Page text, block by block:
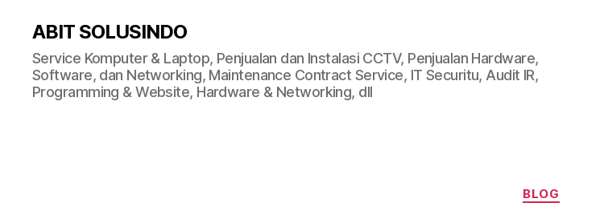
ABIT SOLUSINDO
Service Komputer & Laptop, Penjualan dan Instalasi CCTV, Penjualan Hardware,
Software, dan Networking, Maintenance Contract Service, IT Securitu, Audit IR,
Programming & Website, Hardware & Networking, dll
Categories
BLOG